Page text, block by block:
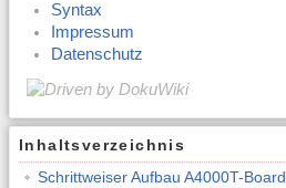
Syntax
Impressum
Datenschutz
Inhaltsverzeichnis
Schrittweiser Aufbau A4000T-Board